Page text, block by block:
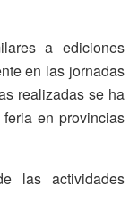
a ediciones
en las jornadas
realizadas se ha
en provincias
las actividades